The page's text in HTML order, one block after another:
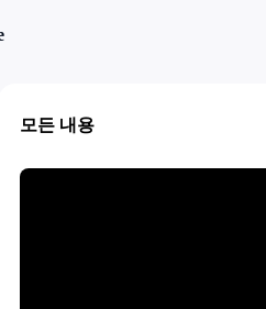
모든 내용